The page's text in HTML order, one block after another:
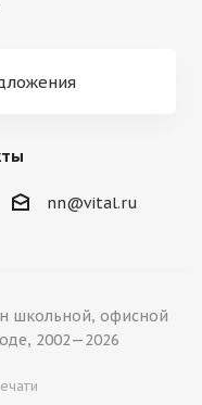
nn@vital.ru
школьной, офисной
2002—2026